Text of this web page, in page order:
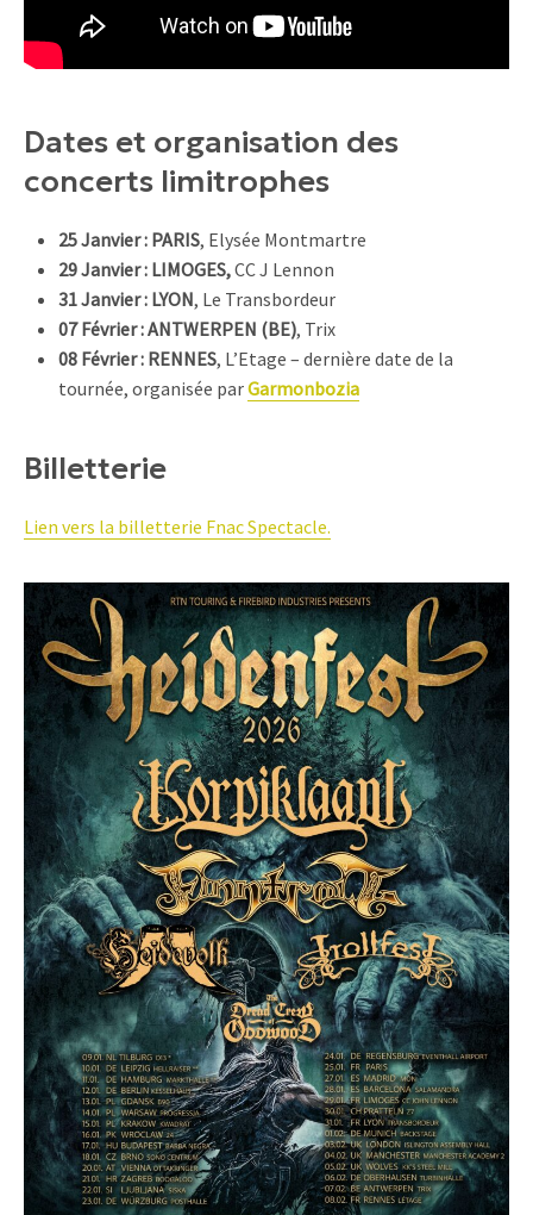
Dates et organisation des
concerts limitrophes
25 Janvier : PARIS, Elysée Montmartre
29 Janvier : LIMOGES,CC J Lennon
31 Janvier : LYON, Le Transbordeur
07 Février : ANTWERPEN (BE), Trix
08 Février : RENNES, L’Etage – dernière date de la
tournée, organisée parGarmonbozia
Billetterie
Lien vers la billetterie Fnac Spectacle.